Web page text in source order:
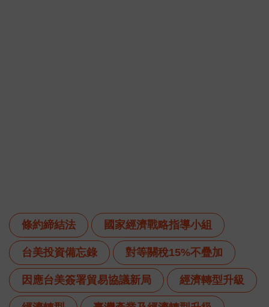
條約締結法 國家經濟戰略指導小組
台美投資備忘錄 對等關稅15%不疊加
因應台美簽署貿易協議新局 經濟轉型升級